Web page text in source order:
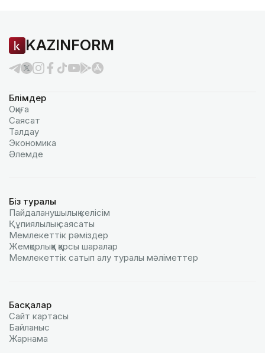
KAZINFORM
Бөлімдер
Оқиға
Саясат
Талдау
Экономика
Әлемде
Біз туралы
Пайдаланушылық келiciм
Құпиялылық саясаты
Мемлекеттік рәміздер
Жемқорлыққа қарсы шаралар
Мемлекеттік сатып алу туралы мәлiметтер
Басқалар
Сайт картасы
Байланыс
Жарнама